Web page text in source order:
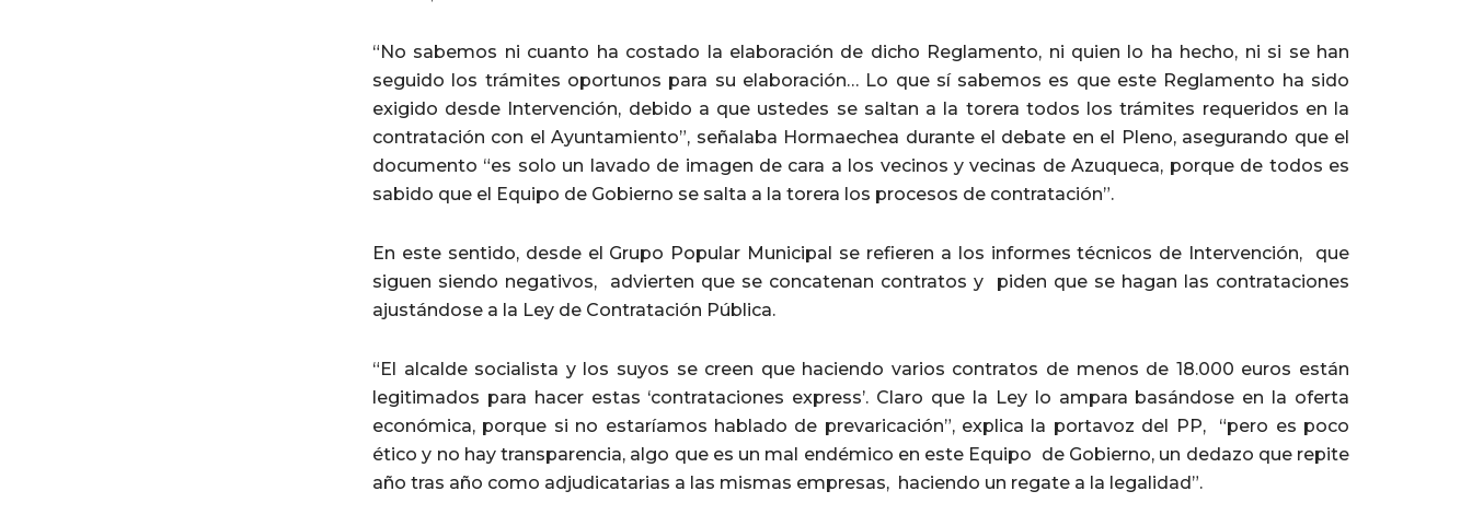
“No sabemos ni cuanto ha costado la elaboración de dicho Reglamento, ni quien lo ha hecho, ni si se han
seguido los trámites oportunos para su elaboración… Lo que sí sabemos es que este Reglamento ha sido
exigido desde Intervención, debido a que ustedes se saltan a la torera todos los trámites requeridos en la
contratación con el Ayuntamiento”, señalaba Hormaechea durante el debate en el Pleno, asegurando que el
documento “es solo un lavado de imagen de cara a los vecinos y vecinas de Azuqueca, porque de todos es
sabido que el Equipo de Gobierno se salta a la torera los procesos de contratación”.
En este sentido, desde el Grupo Popular Municipal se refieren a los informes técnicos de Intervención, que
siguen siendo negativos, advierten que se concatenan contratos y piden que se hagan las contrataciones
ajustándose a la Ley de Contratación Pública.
“El alcalde socialista y los suyos se creen que haciendo varios contratos de menos de 18.000 euros están
legitimados para hacer estas ‘contrataciones express’. Claro que la Ley lo ampara basándose en la oferta
económica, porque si no estaríamos hablado de prevaricación”, explica la portavoz del PP, “pero es poco
ético y no hay transparencia, algo que es un mal endémico en este Equipo de Gobierno, un dedazo que repite
año tras año como adjudicatarias a las mismas empresas, haciendo un regate a la legalidad”.